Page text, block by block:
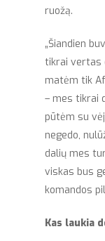
ruožą.
„Šiandien
tikrai vertas
matėm tik
– mes tikrai
pūtėm su
negedo,
dalių mes
viskas bus
komandos
Kas laukia